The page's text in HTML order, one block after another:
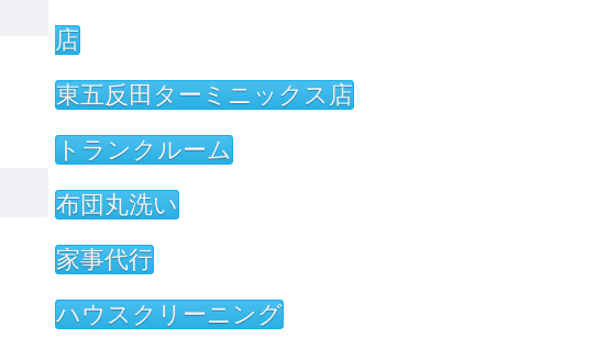
店
東五反田ターミニックス店
トランクルーム
布団丸洗い
家事代行
ハウスクリーニング